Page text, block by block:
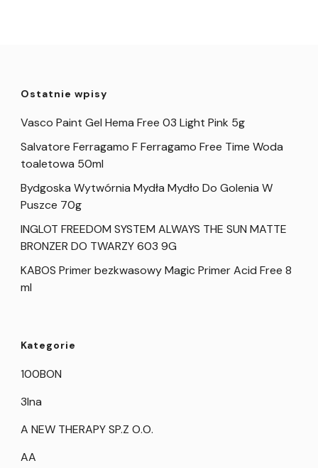
Ostatnie wpisy
Vasco Paint Gel Hema Free 03 Light Pink 5g
Salvatore Ferragamo F Ferragamo Free Time Woda
toaletowa 50ml
Bydgoska Wytwórnia Mydła Mydło Do Golenia W
Puszce 70g
INGLOT FREEDOM SYSTEM ALWAYS THE SUN MATTE
BRONZER DO TWARZY 603 9G
KABOS Primer bezkwasowy Magic Primer Acid Free 8
ml
Kategorie
100BON
3Ina
A NEW THERAPY SP.Z O.O.
AA